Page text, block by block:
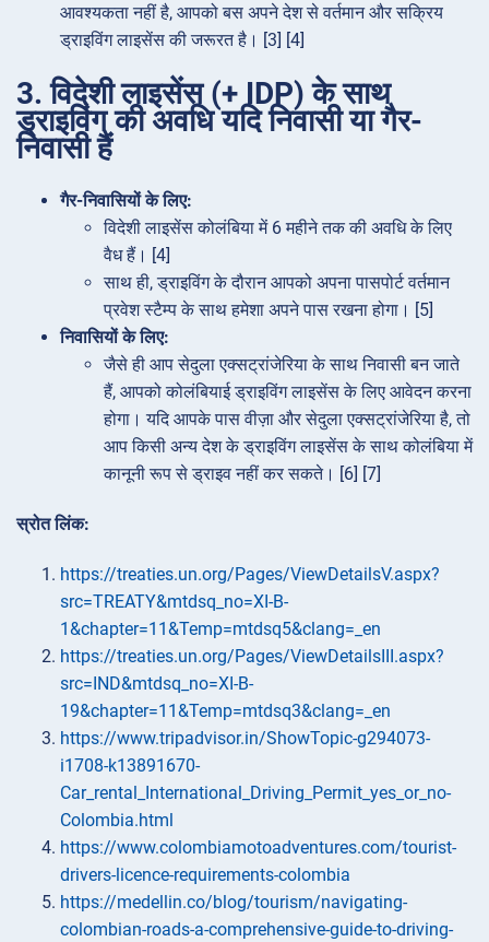
आवश्यकता नहीं है, आपको बस अपने देश से वर्तमान और सक्रिय
ड्राइविंग लाइसेंस की जरूरत है। [3] [4]
3. विदेशी लाइसेंस (+ IDP) के साथ
ड्राइविंग की अवधि यदि निवासी या गैर-
निवासी हैं
गैर-निवासियों के लिए:
विदेशी लाइसेंस कोलंबिया में 6 महीने तक की अवधि के लिए
वैध हैं। [4]
साथ ही, ड्राइविंग के दौरान आपको अपना पासपोर्ट वर्तमान
प्रवेश स्टैम्प के साथ हमेशा अपने पास रखना होगा। [5]
निवासियों के लिए:
जैसे ही आप सेदुला एक्सट्रांजेरिया के साथ निवासी बन जाते
हैं, आपको कोलंबियाई ड्राइविंग लाइसेंस के लिए आवेदन करना
होगा। यदि आपके पास वीज़ा और सेदुला एक्सट्रांजेरिया है, तो
आप किसी अन्य देश के ड्राइविंग लाइसेंस के साथ कोलंबिया में
कानूनी रूप से ड्राइव नहीं कर सकते। [6] [7]
स्रोत लिंक:
https://treaties.un.org/Pages/ViewDetailsV.aspx?
src=TREATY&mtdsq_no=XI-B-
1&chapter=11&Temp=mtdsq5&clang=_en
https://treaties.un.org/Pages/ViewDetailsIII.aspx?
src=IND&mtdsq_no=XI-B-
19&chapter=11&Temp=mtdsq3&clang=_en
https://www.tripadvisor.in/ShowTopic-g294073-
i1708-k13891670-
Car_rental_International_Driving_Permit_yes_or_no-
Colombia.html
https://www.colombiamotoadventures.com/tourist-
drivers-licence-requirements-colombia
https://medellin.co/blog/tourism/navigating-
colombian-roads-a-comprehensive-guide-to-driving-